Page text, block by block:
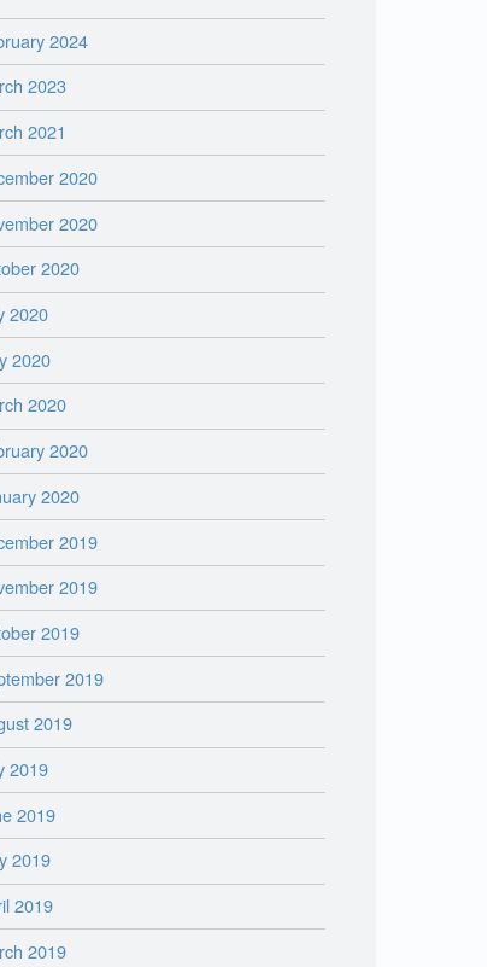
2024
2023
2021
2020
2020
2020
2020
2020
2020
2020
2020
2019
2019
2019
2019
2019
2019
2019
2019
2019
2019